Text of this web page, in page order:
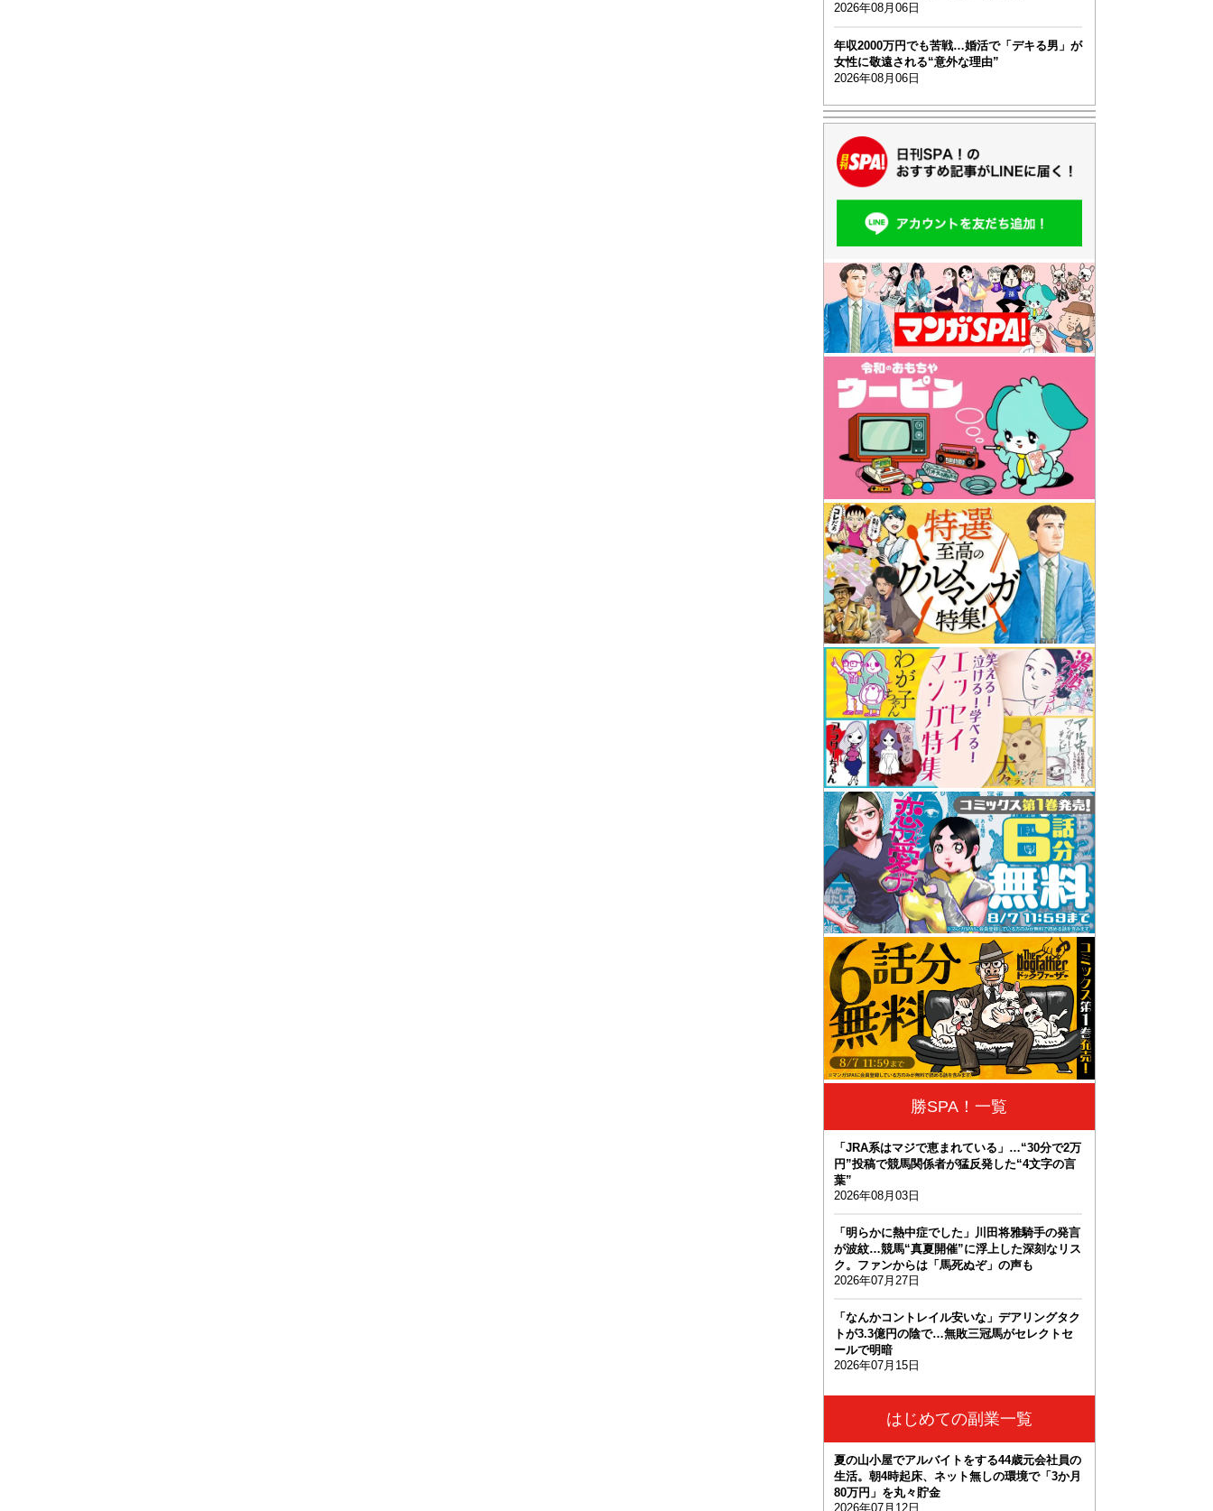
2026年08月06日
年収2000万円でも苦戦…婚活で「デキる男」が
女性に敬遠される“意外な理由”
2026年08月06日
勝SPA！一覧
「JRA系はマジで恵まれている」…“30分で2万
円”投稿で競馬関係者が猛反発した“4文字の言
葉”
2026年08月03日
「明らかに熱中症でした」川田将雅騎手の発言
が波紋…競馬“真夏開催”に浮上した深刻なリス
ク。ファンからは「馬死ぬぞ」の声も
2026年07月27日
「なんかコントレイル安いな」デアリングタク
トが3.3億円の陰で…無敗三冠馬がセレクトセ
ールで明暗
2026年07月15日
はじめての副業一覧
夏の山小屋でアルバイトをする44歳元会社員の
生活。朝4時起床、ネット無しの環境で「3か月
80万円」を丸々貯金
2026年07月12日